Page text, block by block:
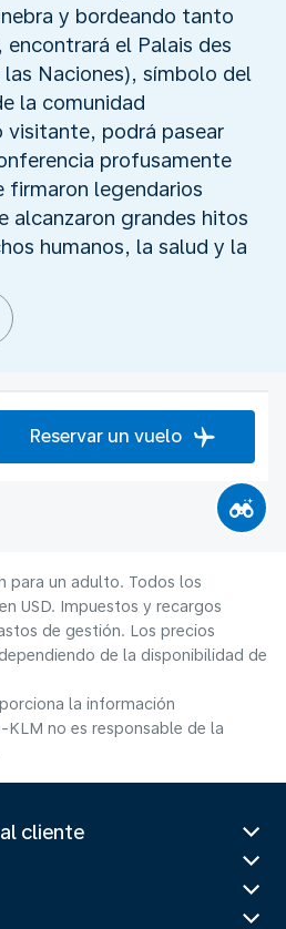
y bordeando tanto
encontrará el Palais des
Naciones), símbolo del
la comunidad
visitante, podrá pasear
profusamente
firmaron legendarios
alcanzaron grandes hitos
humanos, la salud y la
Reservar un vuelo
para un adulto. Todos los
USD. Impuestos y recargos
de gestión. Los precios
de la disponibilidad de
la información
no es responsable de la
cliente